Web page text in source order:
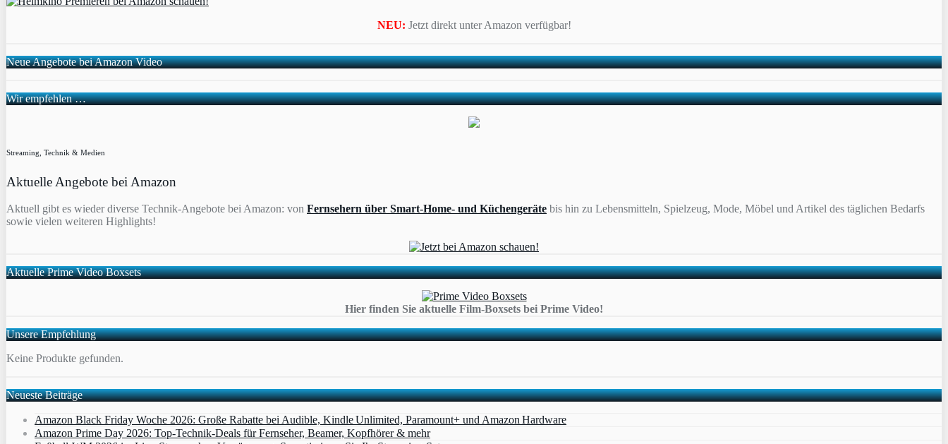
NEU: Jetzt direkt unter Amazon verfügbar!
Neue Angebote bei Amazon Video
Wir empfehlen …
Streaming, Technik & Medien
Aktuelle Angebote bei Amazon
Aktuell gibt es wieder diverse Technik-Angebote bei Amazon: von Fernsehern über Smart-Home- und Küchengeräte bis hin zu Lebensmitteln, Spielzeug, Mode, Möbel und Artikel des täglichen Bedarfs
sowie vielen weiteren Highlights!
Aktuelle Prime Video Boxsets
Hier finden Sie aktuelle Film-Boxsets bei Prime Video!
Unsere Empfehlung
Keine Produkte gefunden.
Neueste Beiträge
Amazon Black Friday Woche 2026: Große Rabatte bei Audible, Kindle Unlimited, Paramount+ und Amazon Hardware
Amazon Prime Day 2026: Top-Technik-Deals für Fernseher, Beamer, Kopfhörer & mehr